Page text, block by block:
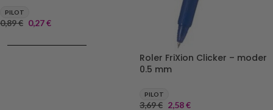
PILOT
0,89€ 0,27€
Roler FriXion Clicker – moder
0.5 mm
PILOT
3,69€ 2,58€